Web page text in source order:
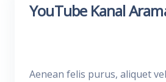
YouTube Kanal
Aenean felis purus, aliquet